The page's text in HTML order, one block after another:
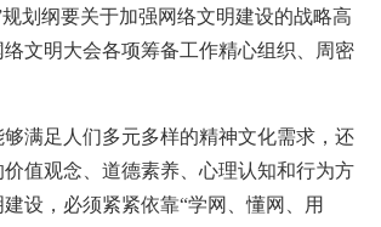
纲要关于加强网络文明建设的战略高
络文明大会各项筹备工作精心组织、周密
足人们多元多样的精神文化需求，还
值观念、道德素养、心理认知和行为方
设，必须紧紧依靠“学网、懂网、用